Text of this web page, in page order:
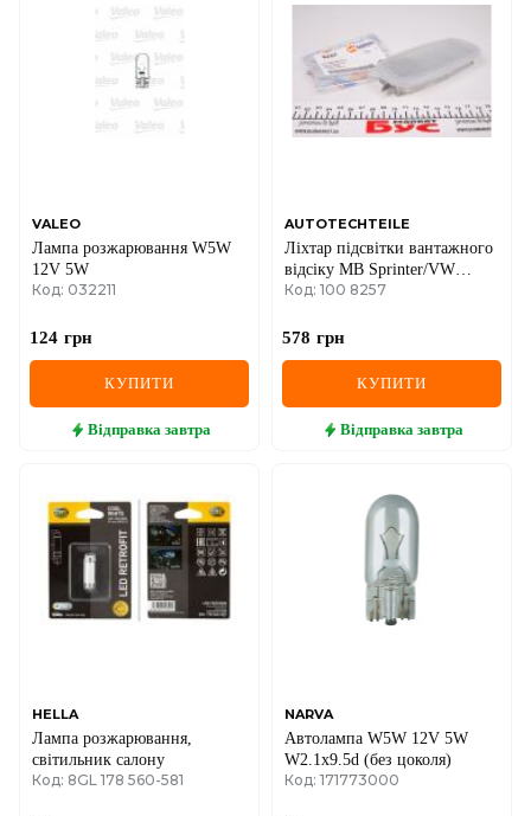
GMC
GREAT WALL
HAVAL
INFINITI
IVECO
JAGUAR
LANCIA
VALEO
Лампа розжарювання W5W
12V 5W
Код: 032211
124 грн
КУПИТИ
Відправка завтра
AUTOTECHTEILE
Ліхтар підсвітки вантажного
відсіку MB Sprinter/VW
Crafter 06-
Код: 100 8257
578 грн
КУПИТИ
Відправка завтра
HELLA
Лампа розжарювання,
світильник салону
Код: 8GL 178 560-581
NARVA
Автолампа W5W 12V 5W
W2.1x9.5d (без цоколя)
Код: 171773000